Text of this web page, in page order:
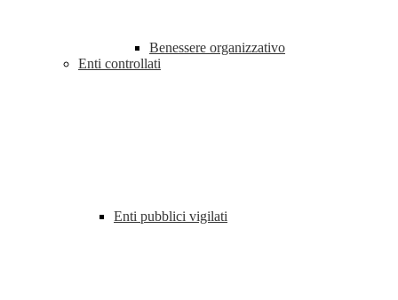
Benessere organizzativo
Enti controllati
Enti pubblici vigilati